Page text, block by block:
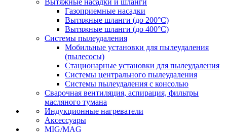
Вытяжные насадки и шланги
Газоприемные насадки
Вытяжные шланги (до 200°C)
Вытяжные шланги (до 400°C)
Системы пылеудаления
Мобильные установки для пылеудаления
(пылесосы)
Стационарные установки для пылеудаления
Системы центрального пылеудаления
Системы пылеудаления с консолью
Сварочная вентиляция, аспирация, фильтры
масляного тумана
Индукционные нагреватели
Аксессуары
MIG/MAG